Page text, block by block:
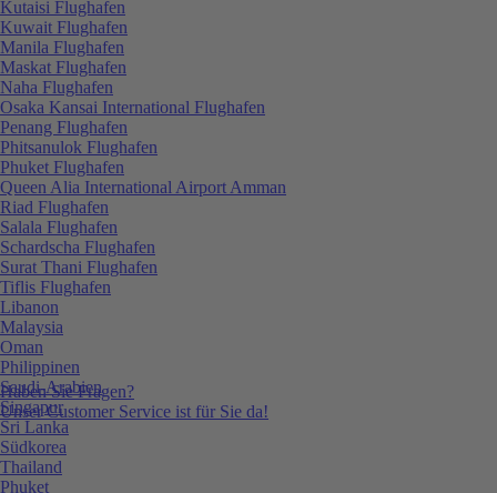
Haben Sie Fragen?
Unser Customer Service ist für Sie da!
Kutaisi Flughafen
Kuwait Flughafen
Manila Flughafen
Maskat Flughafen
Naha Flughafen
Osaka Kansai International Flughafen
Penang Flughafen
Phitsanulok Flughafen
Phuket Flughafen
Queen Alia International Airport Amman
Riad Flughafen
Salala Flughafen
Schardscha Flughafen
Surat Thani Flughafen
Tiflis Flughafen
Libanon
Malaysia
Oman
Philippinen
Saudi-Arabien
Singapur
Sri Lanka
Südkorea
Thailand
Phuket